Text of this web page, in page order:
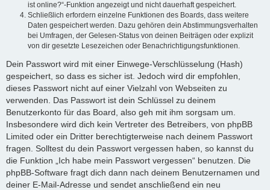
ist online?“-Funktion angezeigt und nicht dauerhaft gespeichert.
Schließlich erfordern einzelne Funktionen des Boards, dass weitere
Daten gespeichert werden. Dazu gehören dein Abstimmungsverhalten
bei Umfragen, der Gelesen-Status von deinen Beiträgen oder explizit
von dir gesetzte Lesezeichen oder Benachrichtigungsfunktionen.
Dein Passwort wird mit einer Einwege-Verschlüsselung (Hash)
gespeichert, so dass es sicher ist. Jedoch wird dir empfohlen,
dieses Passwort nicht auf einer Vielzahl von Webseiten zu
verwenden. Das Passwort ist dein Schlüssel zu deinem
Benutzerkonto für das Board, also geh mit ihm sorgsam um.
Insbesondere wird dich kein Vertreter des Betreibers, von phpBB
Limited oder ein Dritter berechtigterweise nach deinem Passwort
fragen. Solltest du dein Passwort vergessen haben, so kannst du
die Funktion „Ich habe mein Passwort vergessen“ benutzen. Die
phpBB-Software fragt dich dann nach deinem Benutzernamen und
deiner E-Mail-Adresse und sendet anschließend ein neu